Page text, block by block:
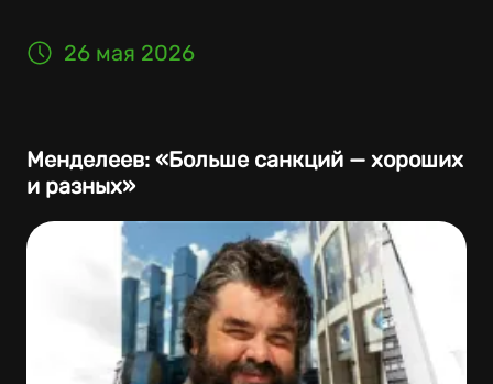
26 мая 2026
Менделеев: «Больше санкций — хороших
и разных»